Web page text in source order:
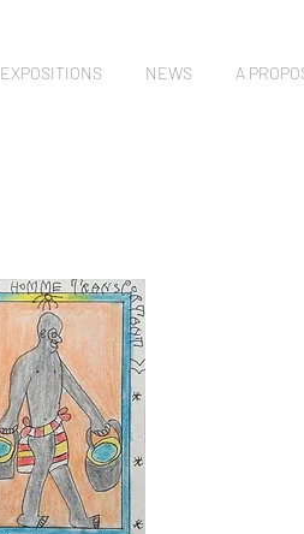
EXPOSITIONS NEWS A